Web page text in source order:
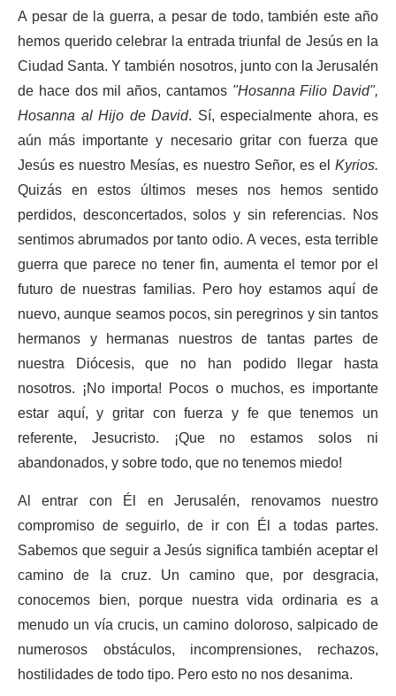
A pesar de la guerra, a pesar de todo, también este año
hemos querido celebrar la entrada triunfal de Jesús en la
Ciudad Santa. Y también nosotros, junto con la Jerusalén
de hace dos mil años, cantamos "Hosanna Filio David",
Hosanna al Hijo de David. Sí, especialmente ahora, es
aún más importante y necesario gritar con fuerza que
Jesús es nuestro Mesías, es nuestro Señor, es elKyrios.
Quizás en estos últimos meses nos hemos sentido
perdidos, desconcertados, solos y sin referencias. Nos
sentimos abrumados por tanto odio. A veces, esta terrible
guerra que parece no tener fin, aumenta el temor por el
futuro de nuestras familias. Pero hoy estamos aquí de
nuevo, aunque seamos pocos, sin peregrinos y sin tantos
hermanos y hermanas nuestros de tantas partes de
nuestra Diócesis, que no han podido llegar hasta
nosotros. ¡No importa! Pocos o muchos, es importante
estar aquí, y gritar con fuerza y fe que tenemos un
referente, Jesucristo. ¡Que no estamos solos ni
abandonados, y sobre todo, que no tenemos miedo!
Al entrar con Él en Jerusalén, renovamos nuestro
compromiso de seguirlo, de ir con Él a todas partes.
Sabemos que seguir a Jesús significa también aceptar el
camino de la cruz. Un camino que, por desgracia,
conocemos bien, porque nuestra vida ordinaria es a
menudo un vía crucis, un camino doloroso, salpicado de
numerosos obstáculos, incomprensiones, rechazos,
hostilidades de todo tipo. Pero esto no nos desanima.